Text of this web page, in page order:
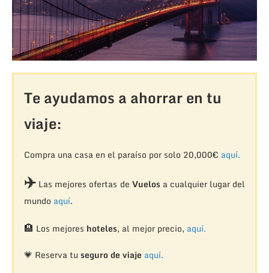
Te ayudamos a ahorrar en tu
viaje:
Compra una casa en el paraíso por solo 20,000€ aquí.
✈️Las mejores ofertas de Vuelosa cualquier lugar del
mundo aquí.
🏨 Los mejores hoteles, al mejor precio, aquí.
💗 Reserva tu seguro de viaje aquí.